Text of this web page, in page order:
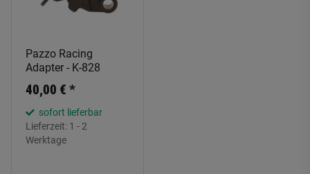
Pazzo Racing
Adapter - K-828
40,00 € *
sofort lieferbar
Lieferzeit: 1 - 2
Werktage